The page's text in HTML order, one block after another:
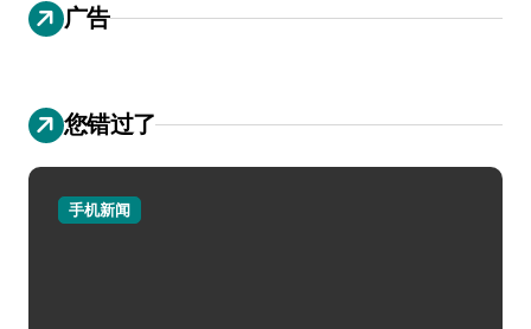
广告
您错过了
手机新闻